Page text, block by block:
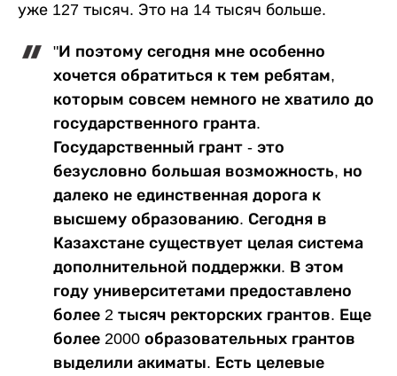
уже 127 тысяч. Это на 14 тысяч больше.
"И поэтому сегодня мне особенно
хочется обратиться к тем ребятам,
которым совсем немного не хватило до
государственного гранта.
Государственный грант - это
безусловно большая возможность, но
далеко не единственная дорога к
высшему образованию. Сегодня в
Казахстане существует целая система
дополнительной поддержки. В этом
году университетами предоставлено
более 2 тысяч ректорских грантов. Еще
более 2000 образовательных грантов
выделили акиматы. Есть целевые